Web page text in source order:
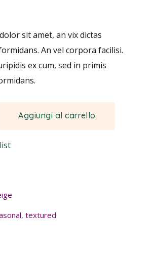
sit amet, an vix dictas
An vel corpora facilisi.
ex cum, sed in primis
Aggiungi al carrello
,textured